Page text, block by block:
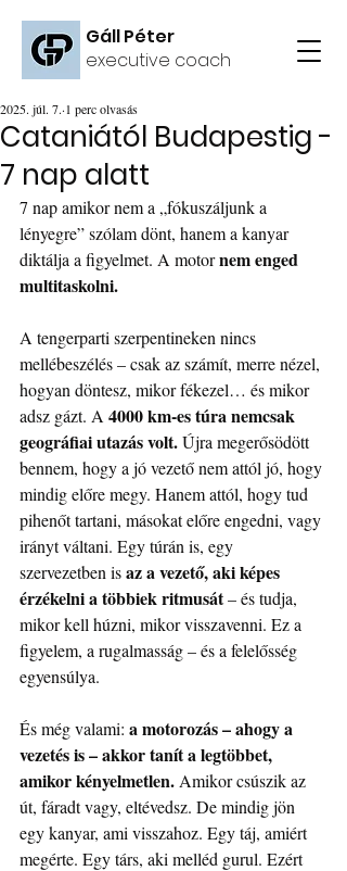
Gáll Péter
executive coach
Cataniától Budapestig -
7 nap alatt
2025. júl. 7. 1 perc olvasás
7 nap amikor nem a „fókuszáljunk a
lényegre” szólam dönt, hanem a kanyar
diktálja a figyelmet. A motor nem enged
multitaskolni.
A tengerparti szerpentineken nincs
mellébeszélés – csak az számít, merre nézel,
hogyan döntesz, mikor fékezel… és mikor
adsz gázt. A 4000 km-es túra nemcsak
geográfiai utazás volt. Újra megerősödött
bennem, hogy a jó vezető nem attól jó, hogy
mindig előre megy. Hanem attól, hogy tud
pihenőt tartani, másokat előre engedni, vagy
irányt váltani. Egy túrán is, egy
szervezetben is az a vezető, aki képes
érzékelni a többiek ritmusát – és tudja,
mikor kell húzni, mikor visszavenni. Ez a
figyelem, a rugalmasság – és a felelősség
egyensúlya.
És még valami: a motorozás – ahogy a
vezetés is – akkor tanít a legtöbbet,
amikor kényelmetlen. Amikor csúszik az
út, fáradt vagy, eltévedsz. De mindig jön
egy kanyar, ami visszahoz. Egy táj, amiért
megérte. Egy társ, aki melléd gurul. Ezért